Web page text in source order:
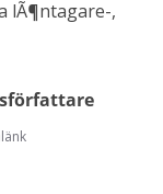
lÃ¶ntagare-,